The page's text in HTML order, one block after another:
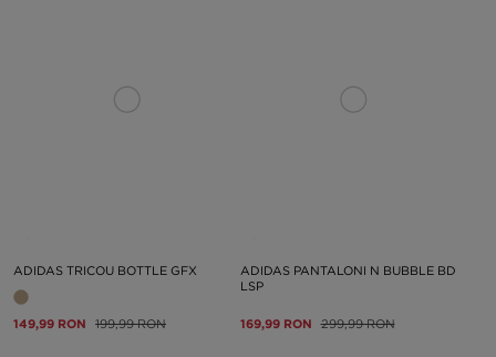
ADIDAS TRICOU BOTTLE GFX
149,99 RON 199,99 RON
ADIDAS PANTALONI N BUBBLE BD
LSP
169,99 RON 299,99 RON